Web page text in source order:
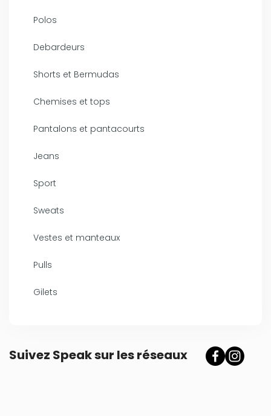
Polos
Debardeurs
Shorts et Bermudas
Chemises et tops
Pantalons et pantacourts
Jeans
Sport
Sweats
Vestes et manteaux
Pulls
Gilets
Suivez Speak sur les réseaux